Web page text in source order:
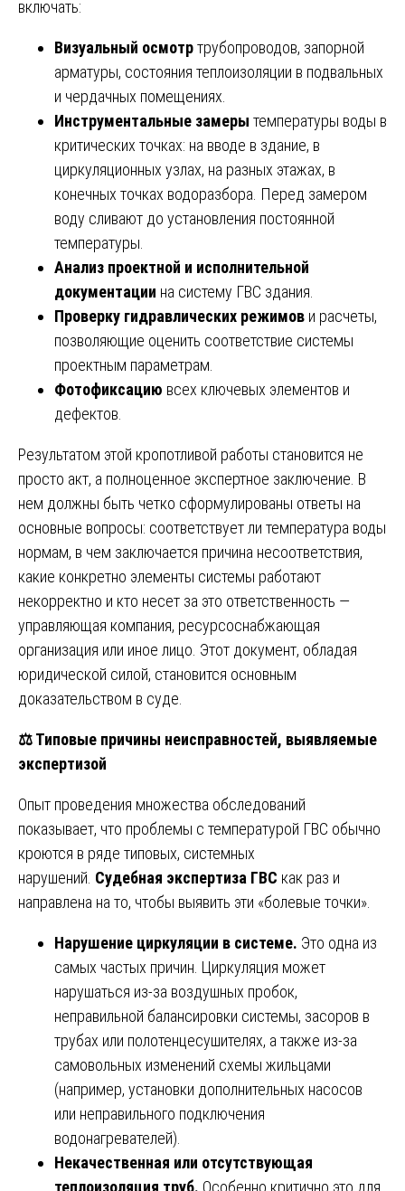
включать:
Визуальный осмотртрубопроводов, запорной
арматуры, состояния теплоизоляции в подвальных
и чердачных помещениях.
Инструментальные замеры температуры воды в
критических точках: на вводе в здание, в
циркуляционных узлах, на разных этажах, в
конечных точках водоразбора. Перед замером
воду сливают до установления постоянной
температуры.
Анализ проектной и исполнительной
документации на систему ГВС здания.
Проверку гидравлических режимов и расчеты,
позволяющие оценить соответствие системы
проектным параметрам.
Фотофиксацию всех ключевых элементов и
дефектов.
Результатом этой кропотливой работы становится не
просто акт, а полноценное экспертное заключение. В
нем должны быть четко сформулированы ответы на
основные вопросы: соответствует ли температура воды
нормам, в чем заключается причина несоответствия,
какие конкретно элементы системы работают
некорректно и кто несет за это ответственность —
управляющая компания, ресурсоснабжающая
организация или иное лицо. Этот документ, обладая
юридической силой, становится основным
доказательством в суде.
⚖️Типовые причины неисправностей, выявляемые
экспертизой
Опыт проведения множества обследований
показывает, что проблемы с температурой ГВС обычно
кроются в ряде типовых, системных
нарушений. Судебная экспертиза ГВС как раз и
направлена на то, чтобы выявить эти «болевые точки».
Нарушение циркуляции в системе. Это одна из
самых частых причин. Циркуляция может
нарушаться из-за воздушных пробок,
неправильной балансировки системы, засоров в
трубах или полотенцесушителях, а также из-за
самовольных изменений схемы жильцами
(например, установки дополнительных насосов
или неправильного подключения
водонагревателей).
Некачественная или отсутствующая
теплоизоляция труб. Особенно критично это для